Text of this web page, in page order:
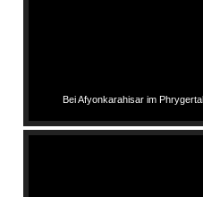
Bei Afyonkarahisar im Phrygertal